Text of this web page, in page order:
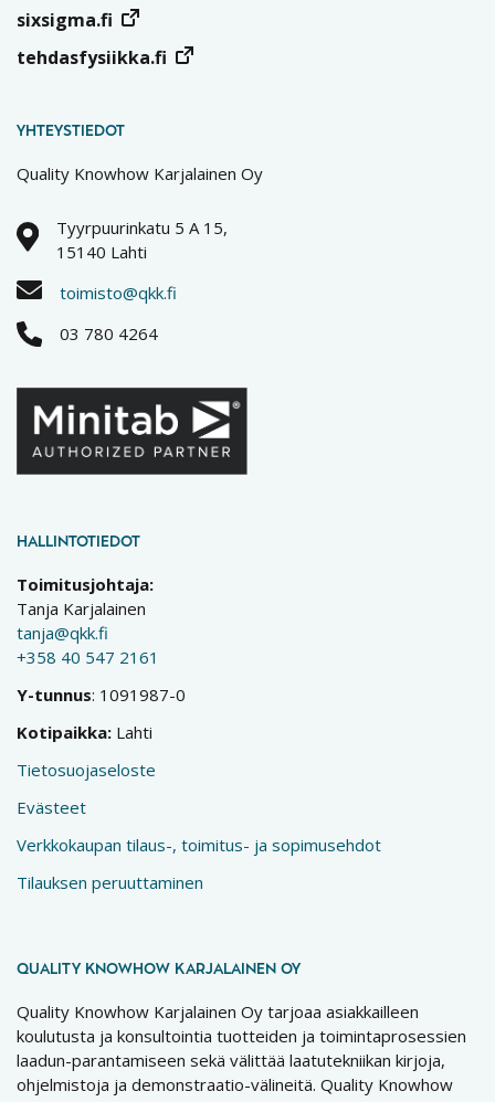
sixsigma.fi
tehdasfysiikka.fi
YHTEYSTIEDOT
Quality Knowhow Karjalainen Oy
Tyyrpuurinkatu 5 A 15,
15140 Lahti
toimisto@qkk.fi
03 780 4264
HALLINTOTIEDOT
Toimitusjohtaja:
Tanja Karjalainen
tanja@qkk.fi
+358 40 547 2161
Y-tunnus: 1091987-0
Kotipaikka: Lahti
Tietosuojaseloste
Evästeet
Verkkokaupan tilaus-, toimitus- ja sopimusehdot
Tilauksen peruuttaminen
QUALITY KNOWHOW KARJALAINEN OY
Quality Knowhow Karjalainen Oy tarjoaa asiakkailleen
koulutusta ja konsultointia tuotteiden ja toimintaprosessien
laadun-parantamiseen sekä välittää laatutekniikan kirjoja,
ohjelmistoja ja demonstraatio-välineitä. Quality Knowhow